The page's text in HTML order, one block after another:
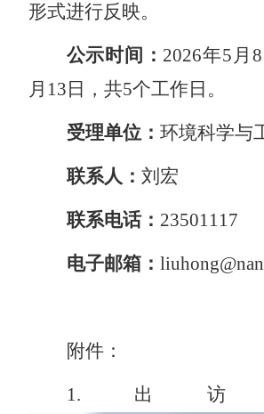
形式进行反映。
公示时间： 2026年5 月 8
月 13 日，共5个工作日。
受理单位： 环境科学与
联系人： 刘宏
联系电话： 23501117
电子邮箱：
附件：
1.出访